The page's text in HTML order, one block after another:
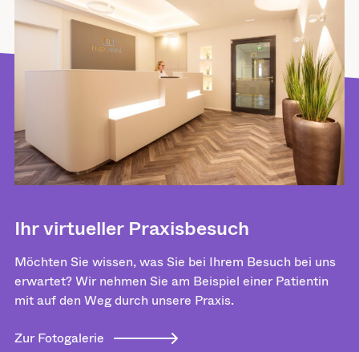
Ihr virtueller Praxisbesuch
Möchten Sie wissen, was Sie bei Ihrem Besuch bei uns
erwartet? Wir nehmen Sie am Beispiel einer Patientin
mit auf den Weg durch unsere Praxis.
Zur Fotogalerie